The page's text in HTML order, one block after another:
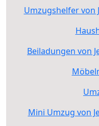
Umzugshelfer von
Beiladungen von
Mini Umzug von